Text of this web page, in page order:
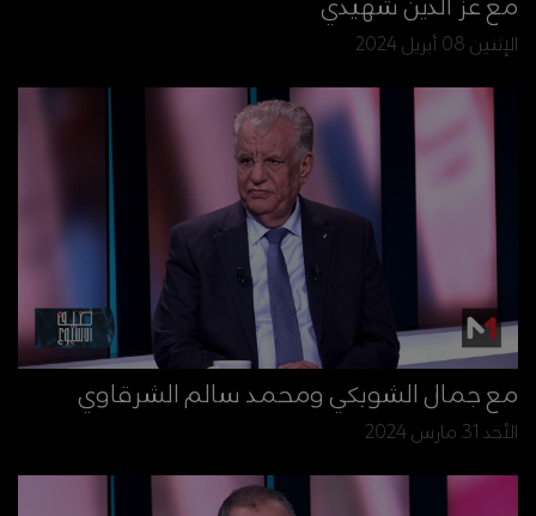
الإثنين 08 أبريل 2024
مع جمال الشوبكي ومحمد سالم الشرقاوي
الأحد 31 مارس 2024